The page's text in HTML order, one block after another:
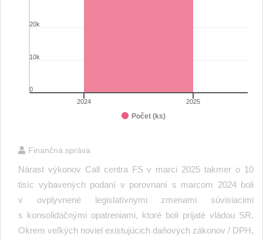
Počet (ks)
2024 2025
0
10k
20k
Finančná správa
Nárast výkonov Call centra FS v marci 2025 takmer o 10
tisíc vybavených podaní v porovnaní s marcom 2024 boli
v ovplyvnené legislatívnymi zmenami súvisiacimi
s konsolidačnými opatreniami, ktoré boli prijaté vládou SR.
Okrem veľkých noviel existujúcich daňových zákonov / DPH,